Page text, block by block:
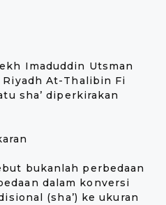
Imaduddin Utsman
At-Thalibin Fi
sha’ diperkirakan
bukanlah perbedaan
dalam konversi
(sha’) ke ukuran